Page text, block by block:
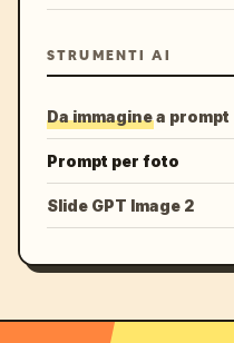
STRUMENTI AI
Da immagine a prompt
Prompt per foto
Slide GPT Image 2